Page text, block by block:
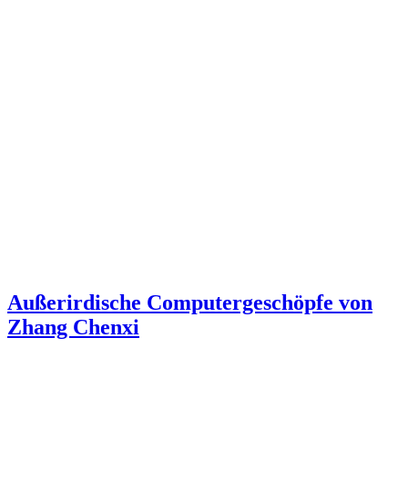
Außerirdische Computergeschöpfe von
Zhang Chenxi